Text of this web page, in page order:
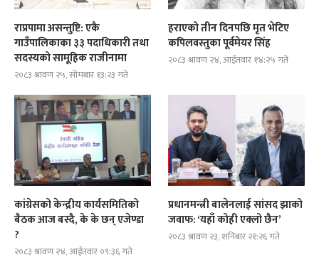
राप्रपामा असन्तुष्टि: एकै
गाउँपालिकाका ३३ पदाधिकारी तथा
सदस्यको सामूहिक राजीनामा
२०८३ श्रावण २५, सोमबार १३:२३ गते
हराएको तीन दिनपछि मृत भेटिए
कपिलवस्तुका पूर्वमेयर सिंह
२०८३ श्रावण २४, आईतवार १४:२५ गते
कांग्रेसको केन्द्रीय कार्यसमितिको
बैठक आज बस्दै, के के छन् एजेण्डा
?
२०८३ श्रावण २४, आईतवार ०९:३६ गते
प्रधानमन्त्री बालेनलाई सांसद झाको
जवाफ: ‘यहाँ कोही एक्लो छैन’
२०८३ श्रावण २३, शनिबार २१:२६ गते